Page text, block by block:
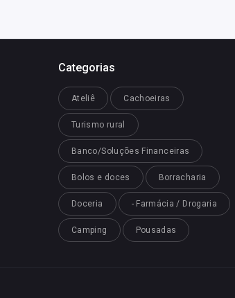
Categorias
Ateliê Cachoeiras
Turismo rural
Banco/Soluções Financeiras
Bolos e doces Borracharia
Doceria - Farmácia / Drogaria
Camping Pousadas